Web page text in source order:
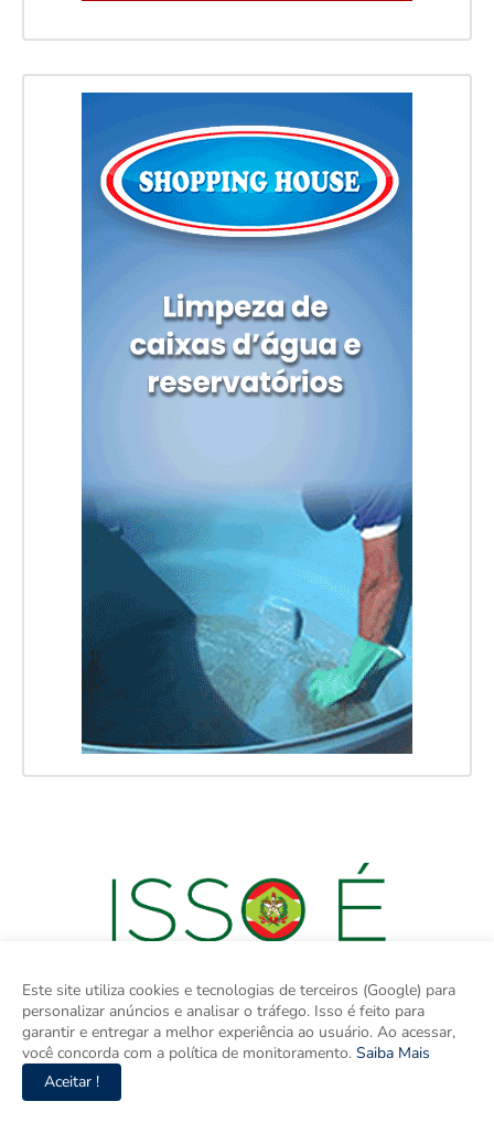
Este site utiliza cookies e tecnologias de terceiros (Google) para
personalizar anúncios e analisar o tráfego. Isso é feito para
garantir e entregar a melhor experiência ao usuário. Ao acessar,
você concorda com a política de monitoramento. Saiba Mais
Aceitar !